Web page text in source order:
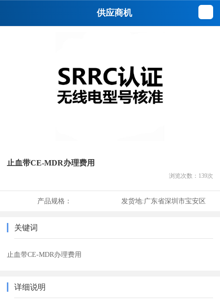
供应商机
止血带CE-MDR办理费用
浏览次数： 139次
产品规格： 发货地:广东省深圳市宝安区
关键词
止血带CE-MDR办理费用
详细说明